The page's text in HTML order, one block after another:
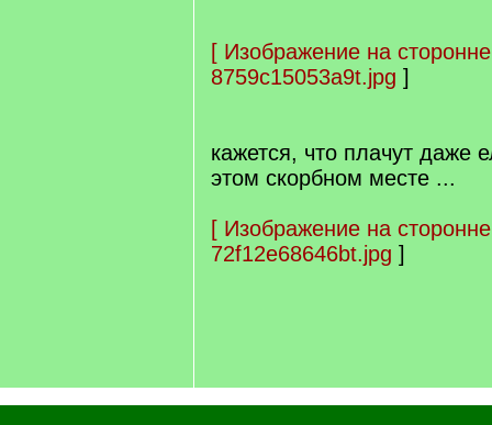
[ Изображение на
8759c15053a9t.jpg ]
кажется, что плачут даже
этом скорбном месте ...
[ Изображение на
72f12e68646bt.jpg ]